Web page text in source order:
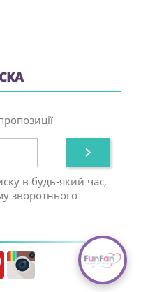

в будь-який час,
зворотнього
PinterestInstagram